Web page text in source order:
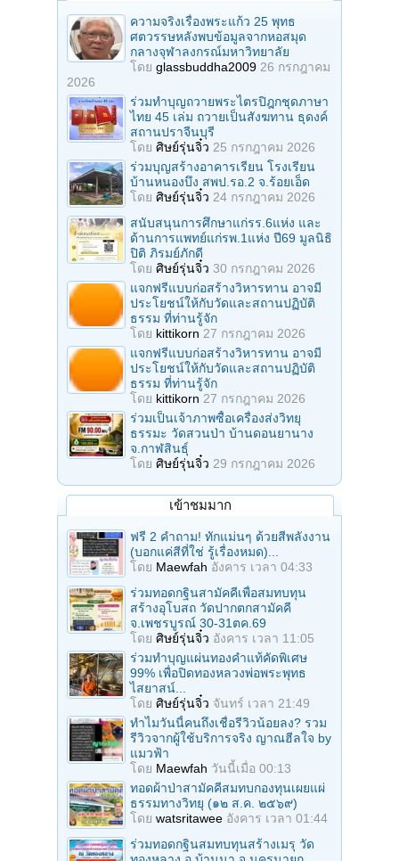
ความจริงเรื่องพระแก้ว 25 พุทธ
ศตวรรษหลังพบข้อมูลจากหอสมุด
กลางจุฬาลงกรณ์มหาวิทยาลัย
โดย glassbuddha2009 26 กรกฎาคม
2026
ร่วมทําบุญถวายพระไตรปิฎกชุดภาษา
ไทย 45 เล่ม ถวายเป็นสังฆทาน ธุดงค์
สถานปราจีนบุรี
โดย ศิษย์รุ่นจิ๋ว 25 กรกฎาคม 2026
ร่วมบุญสร้างอาคารเรียน โรงเรียน
บ้านหนองบึง สพป.รอ.2 จ.ร้อยเอ็ด
โดย ศิษย์รุ่นจิ๋ว 24 กรกฎาคม 2026
สนับสนุนการศึกษาแก่รร.6แห่ง และ
ด้านการแพทย์แก่รพ.1แห่ง ปี69 มูลนิธิ
ปิติ ภิรมย์ภักดี
โดย ศิษย์รุ่นจิ๋ว 30 กรกฎาคม 2026
แจกฟรีแบบก่อสร้างวิหารทาน อาจมี
ประโยชน์ให้กับวัดและสถานปฏิบัติ
ธรรม ที่ท่านรู้จัก
โดย kittikorn 27 กรกฎาคม 2026
แจกฟรีแบบก่อสร้างวิหารทาน อาจมี
ประโยชน์ให้กับวัดและสถานปฏิบัติ
ธรรม ที่ท่านรู้จัก
โดย kittikorn 27 กรกฎาคม 2026
ร่วมเป็นเจ้าภาพซื้อเครื่องส่งวิทยุ
ธรรมะ วัดสวนป่า บ้านดอนยานาง
จ.กาฬสินธุ์
โดย ศิษย์รุ่นจิ๋ว 29 กรกฎาคม 2026
เข้าชมมาก
ฟรี 2 คำถาม! ทักแม่นๆ ด้วยสีพลังงาน
(บอกแค่สีที่ใช่ รู้เรื่องหมด)...
โดย Maewfah อังคาร เวลา 04:33
ร่วมทอดกฐินสามัคคีเพื่อสมทบทุน
สร้างอุโบสถ วัดปากตกสามัคคี
จ.เพชรบูรณ์ 30-31ตค.69
โดย ศิษย์รุ่นจิ๋ว อังคาร เวลา 11:05
ร่วมทําบุญแผ่นทองคำแท้คัดพิเศษ
99% เพื่อปิดทองหลวงพ่อพระพุทธ
ไสยาสน์...
โดย ศิษย์รุ่นจิ๋ว จันทร์ เวลา 21:49
ทำไมวันนี้คนถึงเชื่อรีวิวน้อยลง? รวม
รีวิวจากผู้ใช้บริการจริง ญาณฮีลใจ by
แมวฟ้า
โดย Maewfah วันนี้เมื่อ 00:13
ทอดผ้าป่าสามัคคีสมทบกองทุนเผยแผ่
ธรรมทางวิทยุ (๑๒ ส.ค. ๒๕๖๙)
โดย watsritawee อังคาร เวลา 01:44
ร่วมทอดกฐินสมทบทุนสร้างเมรุ วัด